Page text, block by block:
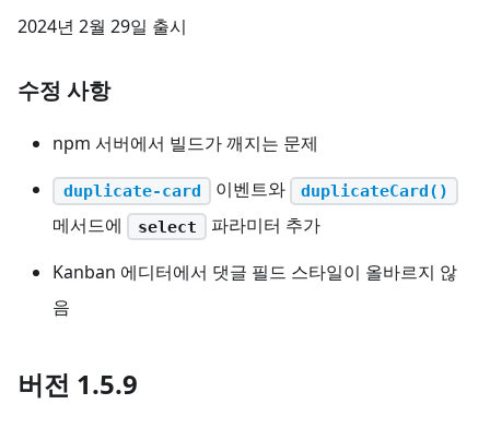
2024년 2월 29일 출시
수정 사항
npm 서버에서 빌드가 깨지는 문제
duplicate-card 이벤트와 duplicateCard()
메서드에 select
파라미터 추가
Kanban 에디터에서 댓글 필드 스타일이 올바르지 않
음
버전 1.5.9